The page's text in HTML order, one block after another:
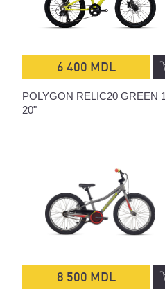
6 400 MDL
POLYGON RELIC20 GREEN
20"
8 500 MDL